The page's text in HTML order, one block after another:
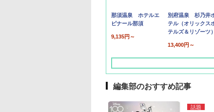
那須温泉 ホテルエ
ピナール那須
9,135円～
別府温泉 杉乃井
テル（オリックス
テルズ＆リゾーツ）
13,400円～
編集部のおすすめ記事
話題